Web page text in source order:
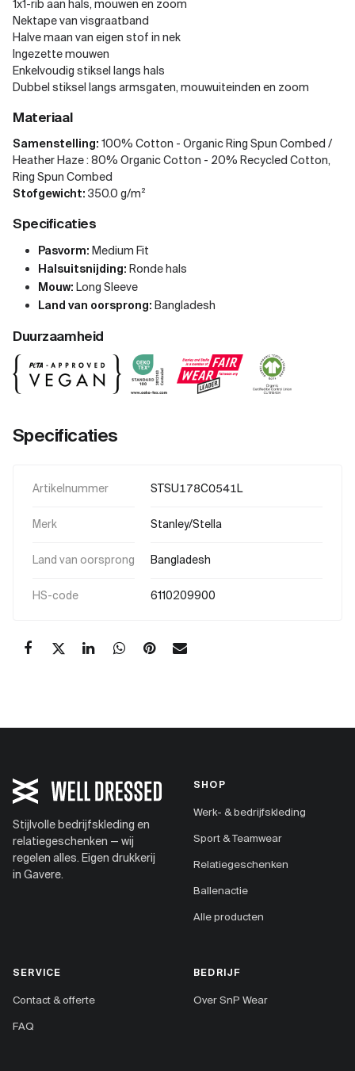
1x1-rib aan hals, mouwen en zoom
Nektape van visgraatband
Halve maan van eigen stof in nek
Ingezette mouwen
Enkelvoudig stiksel langs hals
Dubbel stiksel langs armsgaten, mouwuiteinden en zoom
Materiaal
Samenstelling: 100% Cotton - Organic Ring Spun Combed /
Heather Haze : 80% Organic Cotton - 20% Recycled Cotton,
Ring Spun Combed
Stofgewicht: 350.0 g/m²
Specificaties
Pasvorm: Medium Fit
Halsuitsnijding: Ronde hals
Mouw: Long Sleeve
Land van oorsprong: Bangladesh
Duurzaamheid
Specificaties
Artikelnummer STSU178C0541L
Merk Stanley/Stella
Land van oorsprong Bangladesh
HS-code 6110209900
Stijlvolle bedrijfskleding en
relatiegeschenken — wij
regelen alles. Eigen drukkerij
in Gavere.
SHOP
Werk- & bedrijfskleding
Sport & Teamwear
Relatiegeschenken
Ballenactie
Alle producten
SERVICE
Contact & offerte
FAQ
BEDRIJF
Over SnP Wear